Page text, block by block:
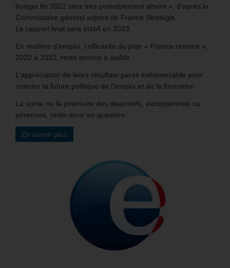
budget fin 2022 sera très probablement atteint », d’après le
Commissaire général adjoint de France Stratégie.
Le rapport final sera établi en 2023.
En matière d’emploi, l’efficacité du plan « France relance »,
2020 à 2022, reste encore à établir.
L’appréciation de leurs résultats parait indispensable pour
orienter la future politique de l’emploi et de la formation.
La sortie ou la poursuite des dispositifs, exceptionnels ou
pérennes, reste donc en question.
En savoir plus